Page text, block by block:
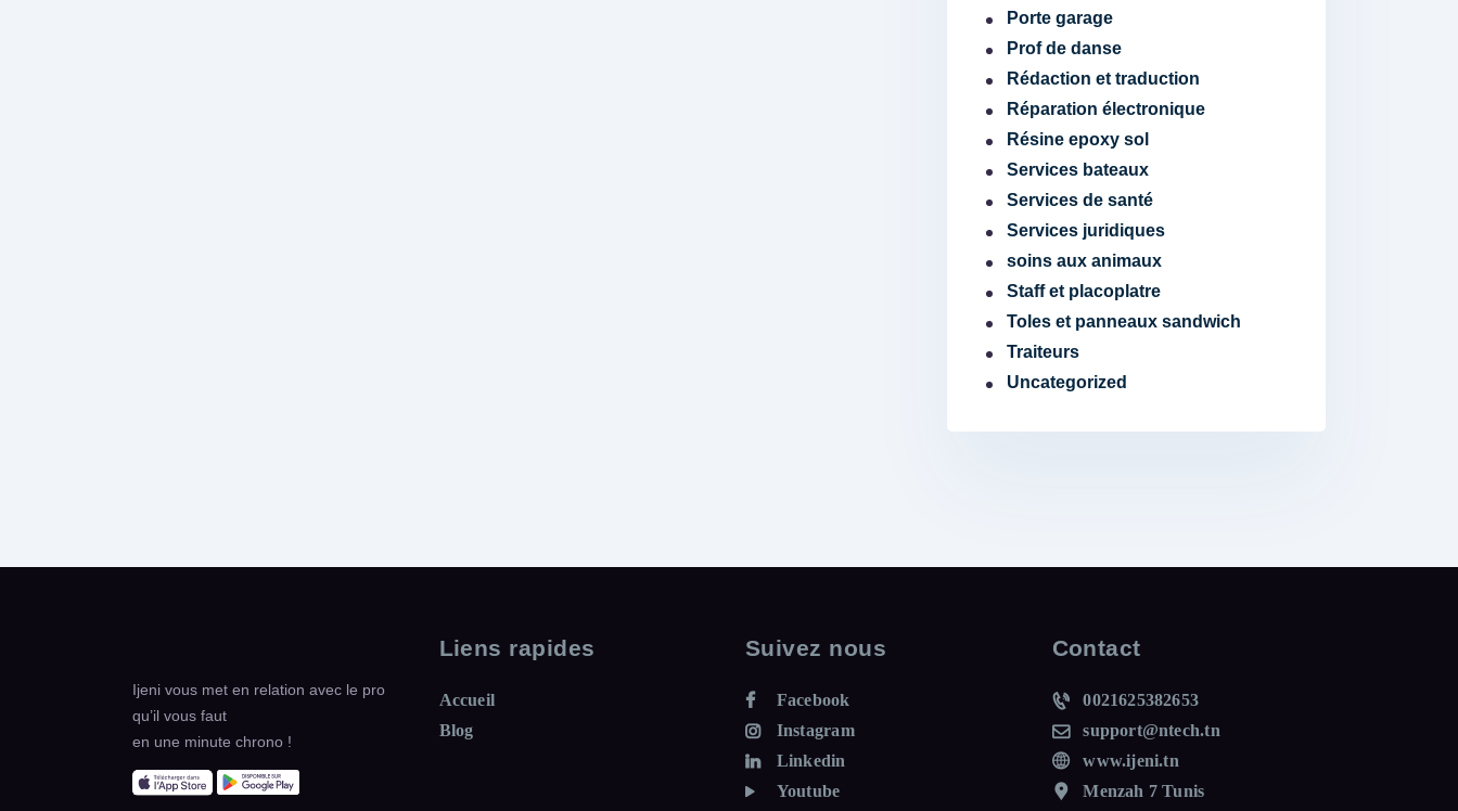
Porte garage
Prof de danse
Rédaction et traduction
Réparation électronique
Résine epoxy sol
Services bateaux
Services de santé
Services juridiques
soins aux animaux
Staff et placoplatre
Toles et panneaux sandwich
Traiteurs
Uncategorized
Ijeni vous met en relation avec le pro
qu’il vous faut
en une minute chrono !
Liens rapides
Accueil
Blog
Suivez nous
Facebook
Instagram
Linkedin
Youtube
Contact
0021625382653
support@ntech.tn
www.ijeni.tn
Menzah 7 Tunis